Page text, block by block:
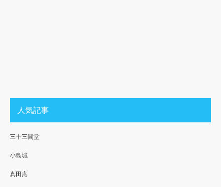
人気記事
三十三間堂
小島城
真田庵